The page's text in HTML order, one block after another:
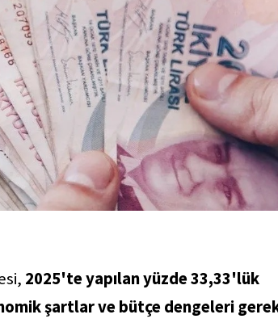
2025'te yapılan yüzde 33,33'lük
şartlar ve bütçe dengeleri